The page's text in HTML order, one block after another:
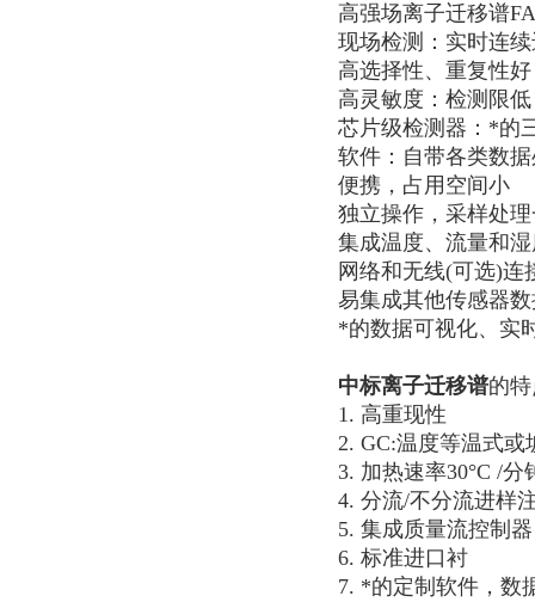
高强场离子迁移谱
现场检测：实时连
高选择性、重复性好
高灵敏度：检测限
芯片级检测器：*的
软件：自带各类数
便携，占用空间小
独立操作，采样处
集成温度、流量和
网络和无线(可选)连
易集成其他传感器
*的数据可视化、实
中标离子迁移谱的
1. 高重现性
2. GC:温度等温式或
3. 加热速率30°C /分
4. 分流/不分流进样
5. 集成质量流控制
6. 标准进口衬
7. *的定制软件，数